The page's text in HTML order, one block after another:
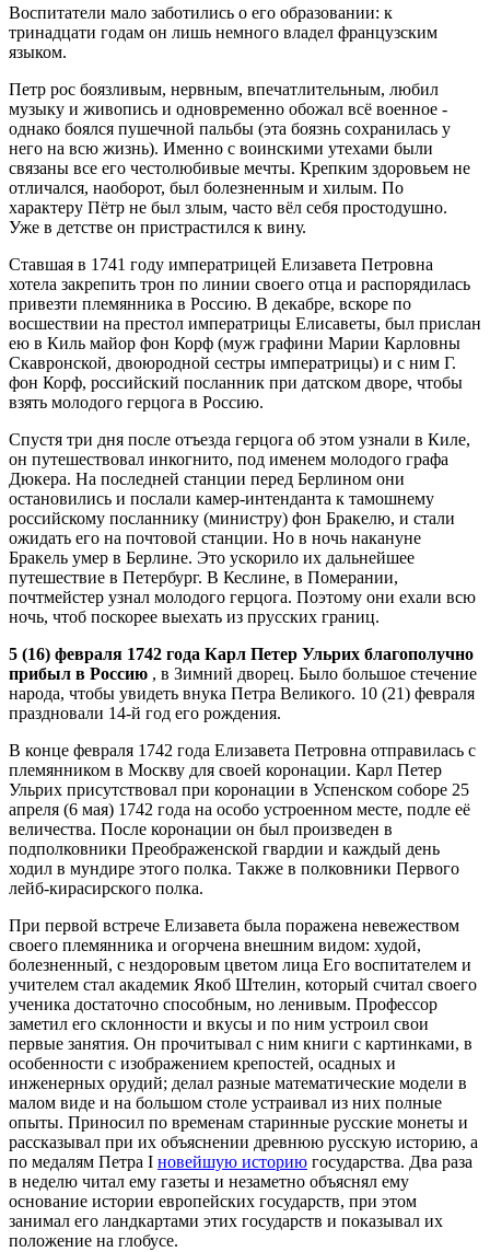
Воспитатели мало заботились о его образовании: к
тринадцати годам он лишь немного владел французским
языком.
Петр рос боязливым, нервным, впечатлительным, любил
музыку и живопись и одновременно обожал всё военное -
однако боялся пушечной пальбы (эта боязнь сохранилась у
него на всю жизнь). Именно с воинскими утехами были
связаны все его честолюбивые мечты. Крепким здоровьем не
отличался, наоборот, был болезненным и хилым. По
характеру Пётр не был злым, часто вёл себя простодушно.
Уже в детстве он пристрастился к вину.
Ставшая в 1741 году императрицей Елизавета Петровна
хотела закрепить трон по линии своего отца и распорядилась
привезти племянника в Россию. В декабре, вскоре по
восшествии на престол императрицы Елисаветы, был прислан
ею в Киль майор фон Корф (муж графини Марии Карловны
Скавронской, двоюродной сестры императрицы) и с ним Г.
фон Корф, российский посланник при датском дворе, чтобы
взять молодого герцога в Россию.
Спустя три дня после отъезда герцога об этом узнали в Киле,
он путешествовал инкогнито, под именем молодого графа
Дюкера. На последней станции перед Берлином они
остановились и послали камер-интенданта к тамошнему
российскому посланнику (министру) фон Бракелю, и стали
ожидать его на почтовой станции. Но в ночь накануне
Бракель умер в Берлине. Это ускорило их дальнейшее
путешествие в Петербург. В Кеслине, в Померании,
почтмейстер узнал молодого герцога. Поэтому они ехали всю
ночь, чтоб поскорее выехать из прусских границ.
5 (16) февраля 1742 года Карл Петер Ульрих благополучно
прибыл в Россию , в Зимний дворец. Было большое стечение
народа, чтобы увидеть внука Петра Великого. 10 (21) февраля
праздновали 14-й год его рождения.
В конце февраля 1742 года Елизавета Петровна отправилась с
племянником в Москву для своей коронации. Карл Петер
Ульрих присутствовал при коронации в Успенском соборе 25
апреля (6 мая) 1742 года на особо устроенном месте, подле её
величества. После коронации он был произведен в
подполковники Преображенской гвардии и каждый день
ходил в мундире этого полка. Также в полковники Первого
лейб-кирасирского полка.
При первой встрече Елизавета была поражена невежеством
своего племянника и огорчена внешним видом: худой,
болезненный, с нездоровым цветом лица Его воспитателем и
учителем стал академик Якоб Штелин, который считал своего
ученика достаточно способным, но ленивым. Профессор
заметил его склонности и вкусы и по ним устроил свои
первые занятия. Он прочитывал с ним книги с картинками, в
особенности с изображением крепостей, осадных и
инженерных орудий; делал разные математические модели в
малом виде и на большом столе устраивал из них полные
опыты. Приносил по временам старинные русские монеты и
рассказывал при их объяснении древнюю русскую историю, а
по медалям Петра I новейшую историю государства. Два раза
в неделю читал ему газеты и незаметно объяснял ему
основание истории европейских государств, при этом
занимал его ландкартами этих государств и показывал их
положение на глобусе.